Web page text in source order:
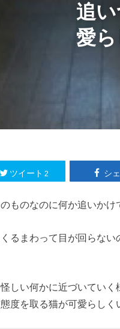
追
愛ら
ツイート 2 シ
ものなのに何か追いか
くるまわって目が回らな
怪しい何かに近づいてい
態度を取る猫が可愛らし